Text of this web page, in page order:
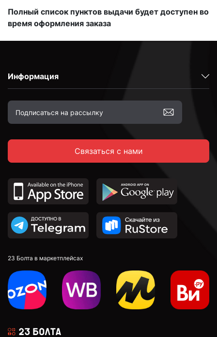
Полный список пунктов выдачи будет доступен во
время оформления заказа
Информация
Связаться с нами
23 Болта в маркетплейсах